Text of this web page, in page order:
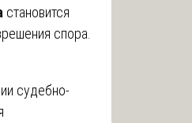
становится
спора.
судебно-